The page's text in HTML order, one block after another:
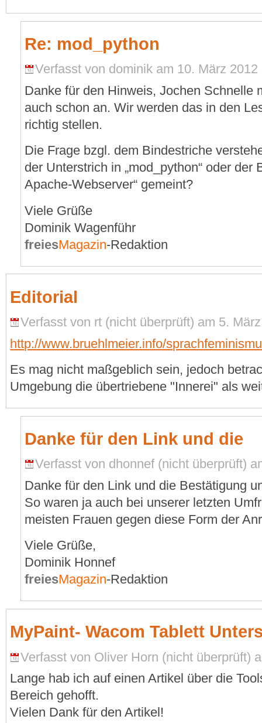
Re: mod_python
Verfasst von dominik am 10. März 2012
Danke für den Hinweis, Jochen Schnelle
auch schon an. Wir werden das in den
richtig stellen.
Die Frage bzgl. dem Bindestriche
der Unterstrich in „mod_python“ oder der
Apache-Webserver“ gemeint?
Viele Grüße
Dominik Wagenführ
freiesMagazin-Redaktion
Editorial
Verfasst von rt (nicht überprüft) am 5.
http://www.bruehlmeier.info/
Es mag nicht maßgeblich sein, jedoch
Umgebung die übertriebene "Innerei" als
Danke für den Link und die
Verfasst von dhonnef (nicht überprüft)
Danke für den Link und die Bestätigung
So waren ja auch bei unserer letzten
meisten Frauen gegen diese Form der
Viele Grüße,
Dominik Honnef
freiesMagazin-Redaktion
MyPaint- Wacom Tablett
Verfasst von Oliver Horn (nicht überprüft)
Lange hab ich auf einen Artikel über die
Bereich gehofft.
Vielen Dank für den Artikel!